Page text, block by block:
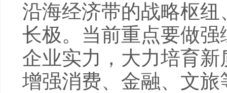
沿海经济带的战略枢
长极。当前重点要做
企业实力，大力培育
增强消费、金融、文